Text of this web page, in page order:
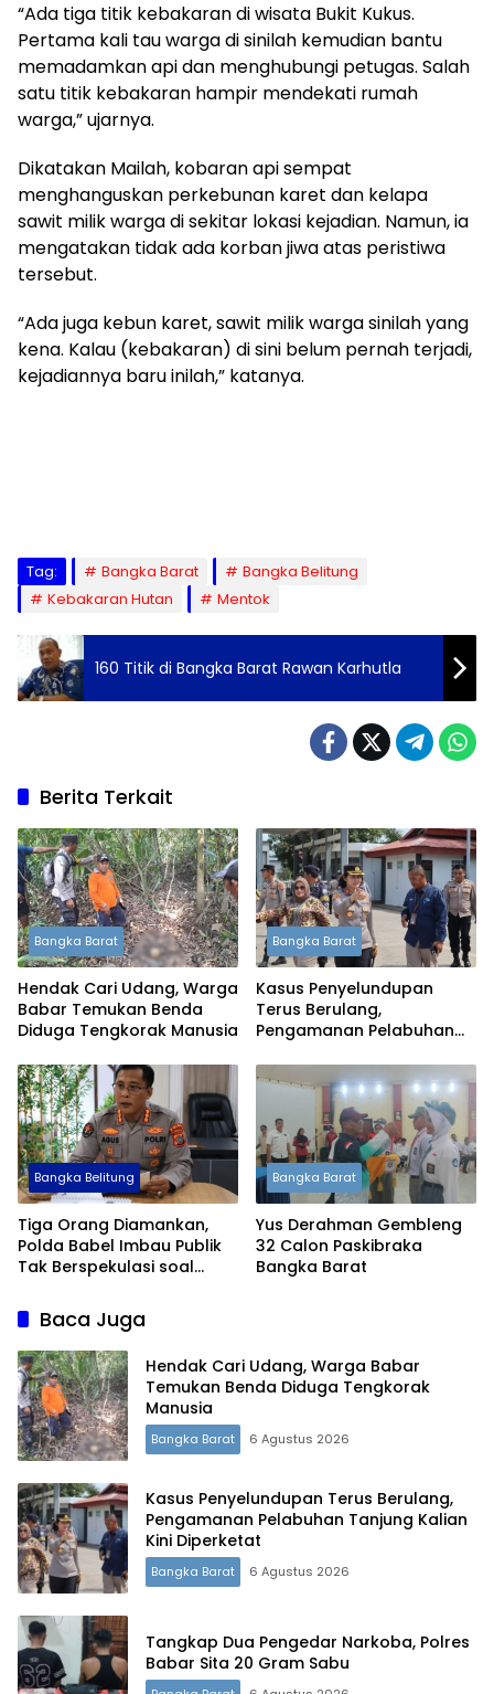
“Ada tiga titik kebakaran di wisata Bukit Kukus.
Pertama kali tau warga di sinilah kemudian bantu
memadamkan api dan menghubungi petugas. Salah
satu titik kebakaran hampir mendekati rumah
warga,” ujarnya.
Dikatakan Mailah, kobaran api sempat
menghanguskan perkebunan karet dan kelapa
sawit milik warga di sekitar lokasi kejadian. Namun, ia
mengatakan tidak ada korban jiwa atas peristiwa
tersebut.
“Ada juga kebun karet, sawit milik warga sinilah yang
kena. Kalau (kebakaran) di sini belum pernah terjadi,
kejadiannya baru inilah,” katanya.
Tag: Bangka Barat
Bangka Belitung
Kebakaran Hutan
Mentok
160 Titik di Bangka Barat Rawan Karhutla
Berita Terkait
Bangka Barat
Hendak Cari Udang, Warga
Babar Temukan Benda
Diduga Tengkorak Manusia
Bangka Barat
Kasus Penyelundupan
Terus Berulang,
Pengamanan Pelabuhan
Diperketat
Bangka Belitung
Tiga Orang Diamankan,
Polda Babel Imbau Publik
Tak Berspekulasi soal
Bangka Barat
Yus Derahman Gembleng
32 Calon Paskibraka
Bangka Barat
Baca Juga
Hendak Cari Udang, Warga Babar
Temukan Benda Diduga Tengkorak
Manusia
Bangka Barat 6 Agustus 2026
Kasus Penyelundupan Terus Berulang,
Pengamanan Pelabuhan Tanjung Kalian
Kini Diperketat
Bangka Barat 6 Agustus 2026
Tangkap Dua Pengedar Narkoba, Polres
Babar Sita 20 Gram Sabu